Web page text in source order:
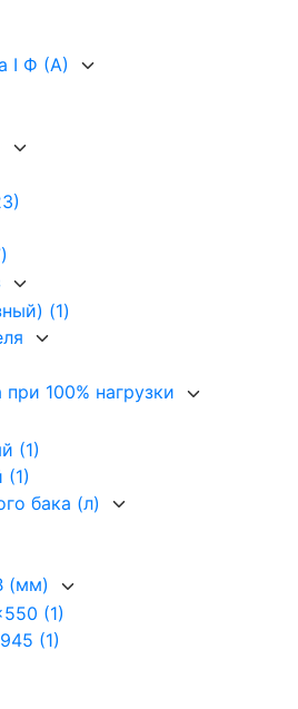
I Ф (А)
(1)
100% нагрузки
(1)
(1)
бака (л)
(мм)
(1)
(1)